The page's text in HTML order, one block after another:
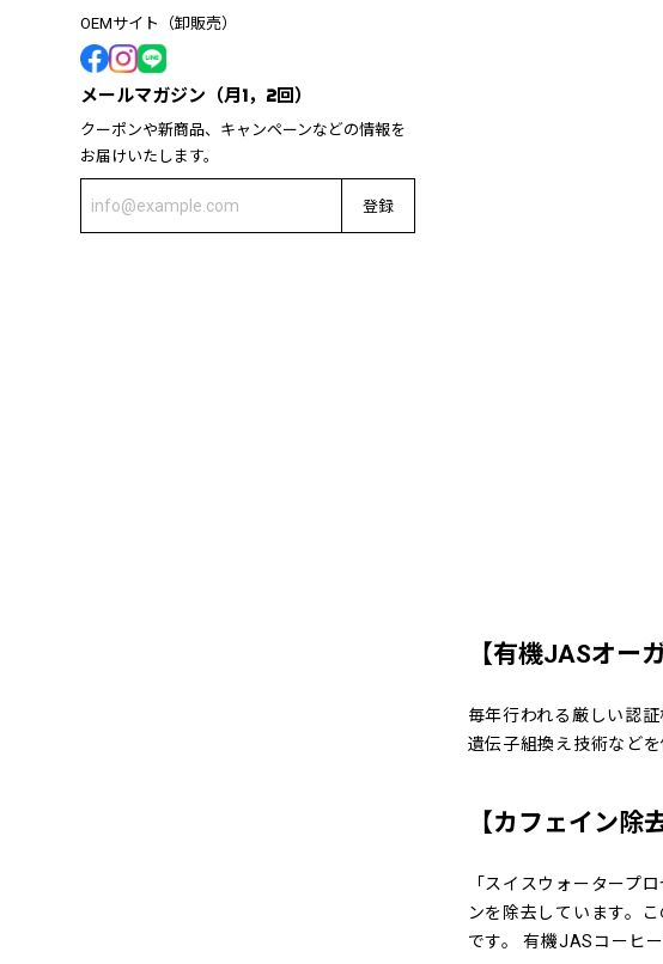
OEMサイト（卸販売）
メールマガジン（月1，2回）
クーポンや新商品、キャンペーンなどの情報を
お届けいたします。
登録
【有機JASオー
毎年行われる厳しい認
遺伝子組換え技術など
【カフェイン除
「スイスウォータープ
ンを除去しています。
です。 有機JASコーヒ